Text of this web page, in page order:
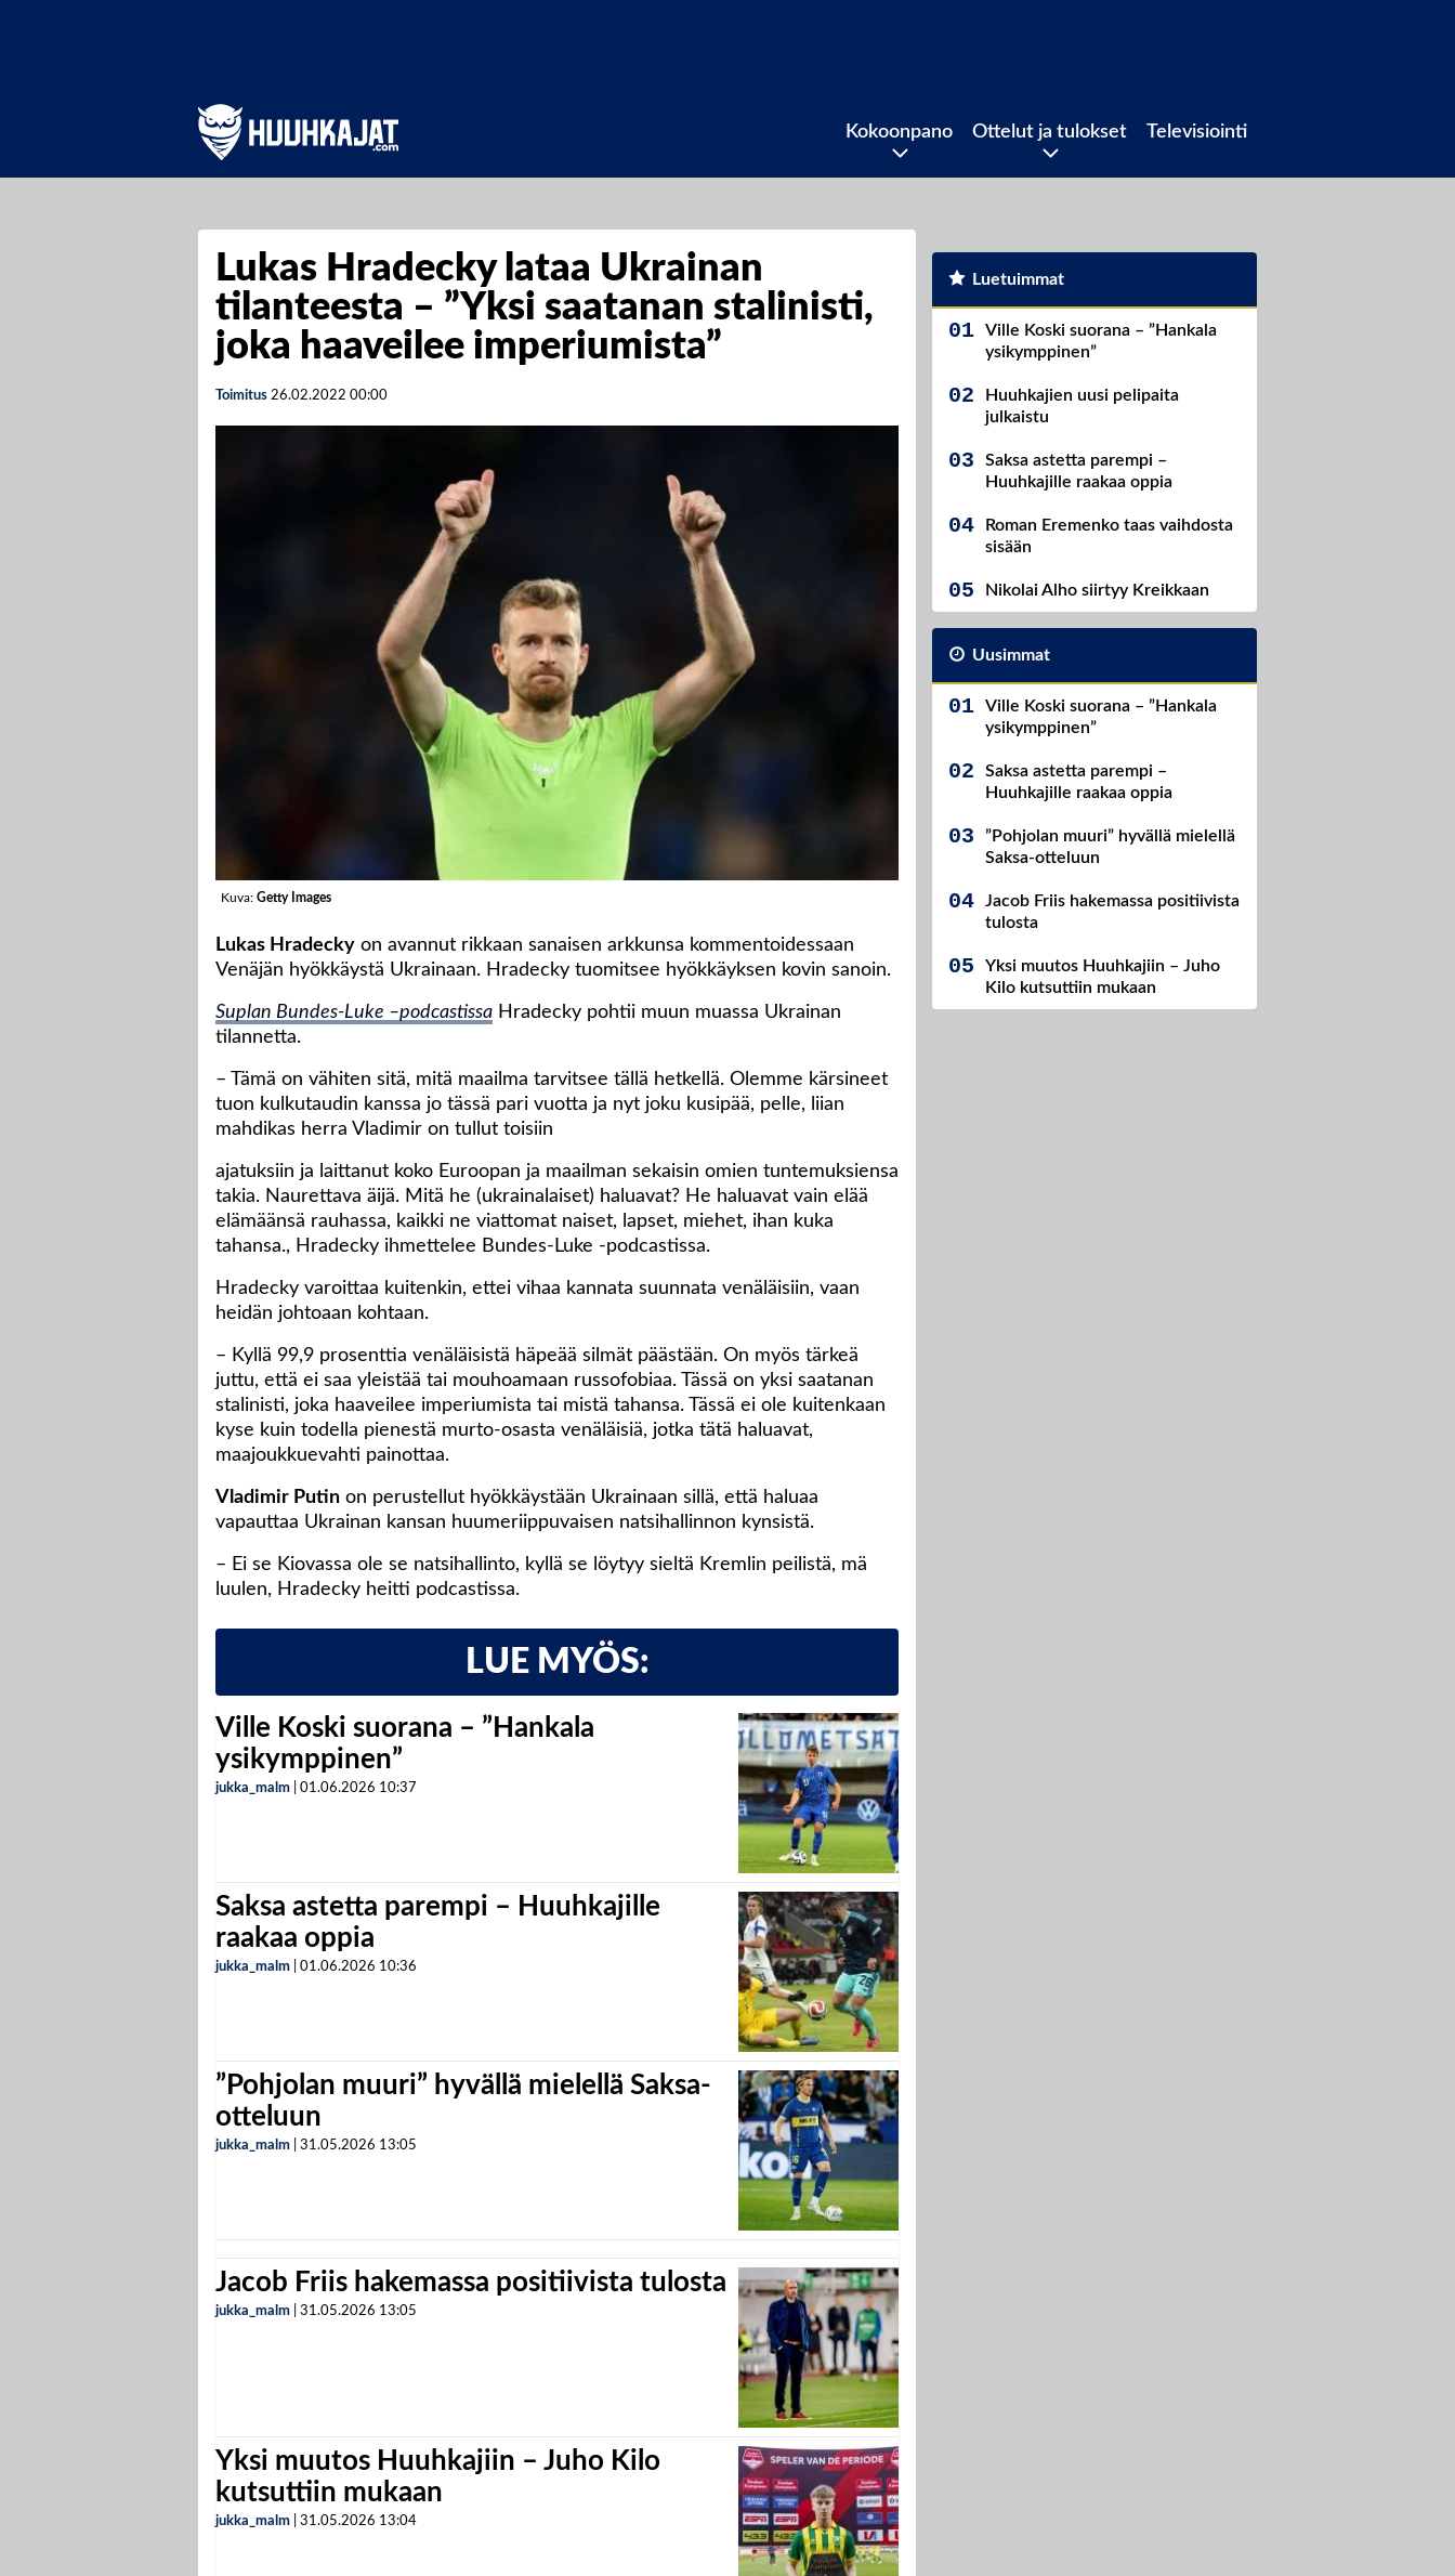
Kokoonpano Ottelut ja tulokset Televisiointi
Lukas Hradecky lataa Ukrainan
tilanteesta – ”Yksi saatanan stalinisti,
joka haaveilee imperiumista”
Toimitus 26.02.2022 00:00
Kuva: Getty Images
Lukas Hradecky on avannut rikkaan sanaisen arkkunsa kommentoidessaan
Venäjän hyökkäystä Ukrainaan. Hradecky tuomitsee hyökkäyksen kovin sanoin.
Suplan Bundes-Luke –podcastissa Hradecky pohtii muun muassa Ukrainan
tilannetta.
– Tämä on vähiten sitä, mitä maailma tarvitsee tällä hetkellä. Olemme kärsineet
tuon kulkutaudin kanssa jo tässä pari vuotta ja nyt joku kusipää, pelle, liian
mahdikas herra Vladimir on tullut toisiin
ajatuksiin ja laittanut koko Euroopan ja maailman sekaisin omien tuntemuksiensa
takia. Naurettava äijä. Mitä he (ukrainalaiset) haluavat? He haluavat vain elää
elämäänsä rauhassa, kaikki ne viattomat naiset, lapset, miehet, ihan kuka
tahansa., Hradecky ihmettelee Bundes-Luke -podcastissa.
Hradecky varoittaa kuitenkin, ettei vihaa kannata suunnata venäläisiin, vaan
heidän johtoaan kohtaan.
– Kyllä 99,9 prosenttia venäläisistä häpeää silmät päästään. On myös tärkeä
juttu, että ei saa yleistää tai mouhoamaan russofobiaa. Tässä on yksi saatanan
stalinisti, joka haaveilee imperiumista tai mistä tahansa. Tässä ei ole kuitenkaan
kyse kuin todella pienestä murto-osasta venäläisiä, jotka tätä haluavat,
maajoukkuevahti painottaa.
Vladimir Putin on perustellut hyökkäystään Ukrainaan sillä, että haluaa
vapauttaa Ukrainan kansan huumeriippuvaisen natsihallinnon kynsistä.
– Ei se Kiovassa ole se natsihallinto, kyllä se löytyy sieltä Kremlin peilistä, mä
luulen, Hradecky heitti podcastissa.
LUE MYÖS:
Ville Koski suorana – ”Hankala
ysikymppinen”
jukka_malm 01.06.2026 10:37
Saksa astetta parempi – Huuhkajille
raakaa oppia
jukka_malm 01.06.2026 10:36
”Pohjolan muuri” hyvällä mielellä Saksa-
otteluun
jukka_malm 31.05.2026 13:05
Jacob Friis hakemassa positiivista tulosta
jukka_malm 31.05.2026 13:05
Yksi muutos Huuhkajiin – Juho Kilo
kutsuttiin mukaan
jukka_malm 31.05.2026 13:04
Luetuimmat
Ville Koski suorana – ”Hankala
ysikymppinen”
Huuhkajien uusi pelipaita
julkaistu
Saksa astetta parempi –
Huuhkajille raakaa oppia
Roman Eremenko taas vaihdosta
sisään
Nikolai Alho siirtyy Kreikkaan
Uusimmat
Ville Koski suorana – ”Hankala
ysikymppinen”
Saksa astetta parempi –
Huuhkajille raakaa oppia
”Pohjolan muuri” hyvällä mielellä
Saksa-otteluun
Jacob Friis hakemassa positiivista
tulosta
Yksi muutos Huuhkajiin – Juho
Kilo kutsuttiin mukaan